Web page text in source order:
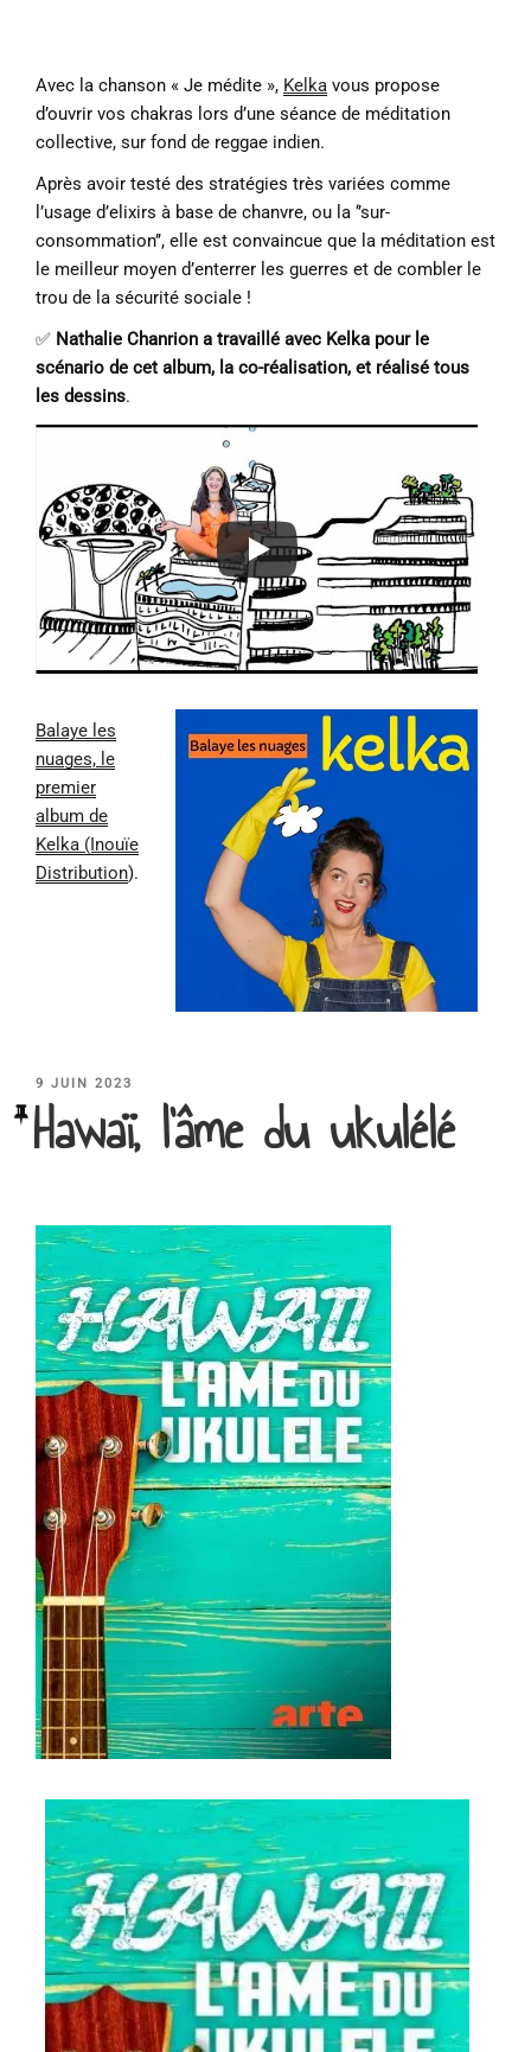
Avec la chanson « Je médite », Kelka vous propose
d’ouvrir vos chakras lors d’une séance de méditation
collective, sur fond de reggae indien.
Après avoir testé des stratégies très variées comme
l’usage d’elixirs à base de chanvre, ou la ‘’sur-
consommation’’, elle est convaincue que la méditation est
le meilleur moyen d’enterrer les guerres et de combler le
trou de la sécurité sociale !
✅ Nathalie Chanrion a travaillé avec Kelka pour le
scénario de cet album, la co-réalisation, et réalisé tous
les dessins.
Balaye les
nuages, le
premier
album de
Kelka (Inouïe
Distribution).
PUBLIÉ
LE
9 JUIN 2023
Hawaï, l’âme du ukulélé